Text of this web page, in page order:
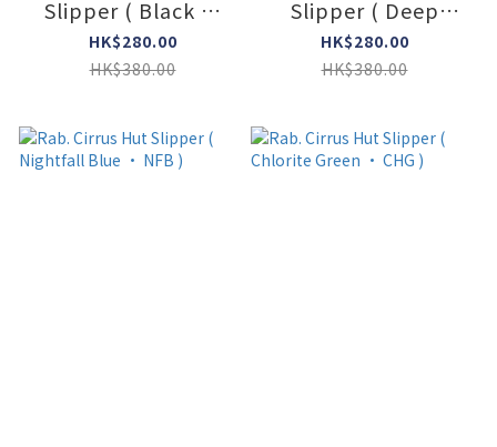
Slipper ( Black •
BLK )
HK$280.00
HK$380.00
Slipper ( Deep
Heather • DEH )
HK$280.00
HK$380.00